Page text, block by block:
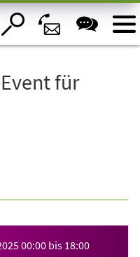
für
00:00 bis 18:00